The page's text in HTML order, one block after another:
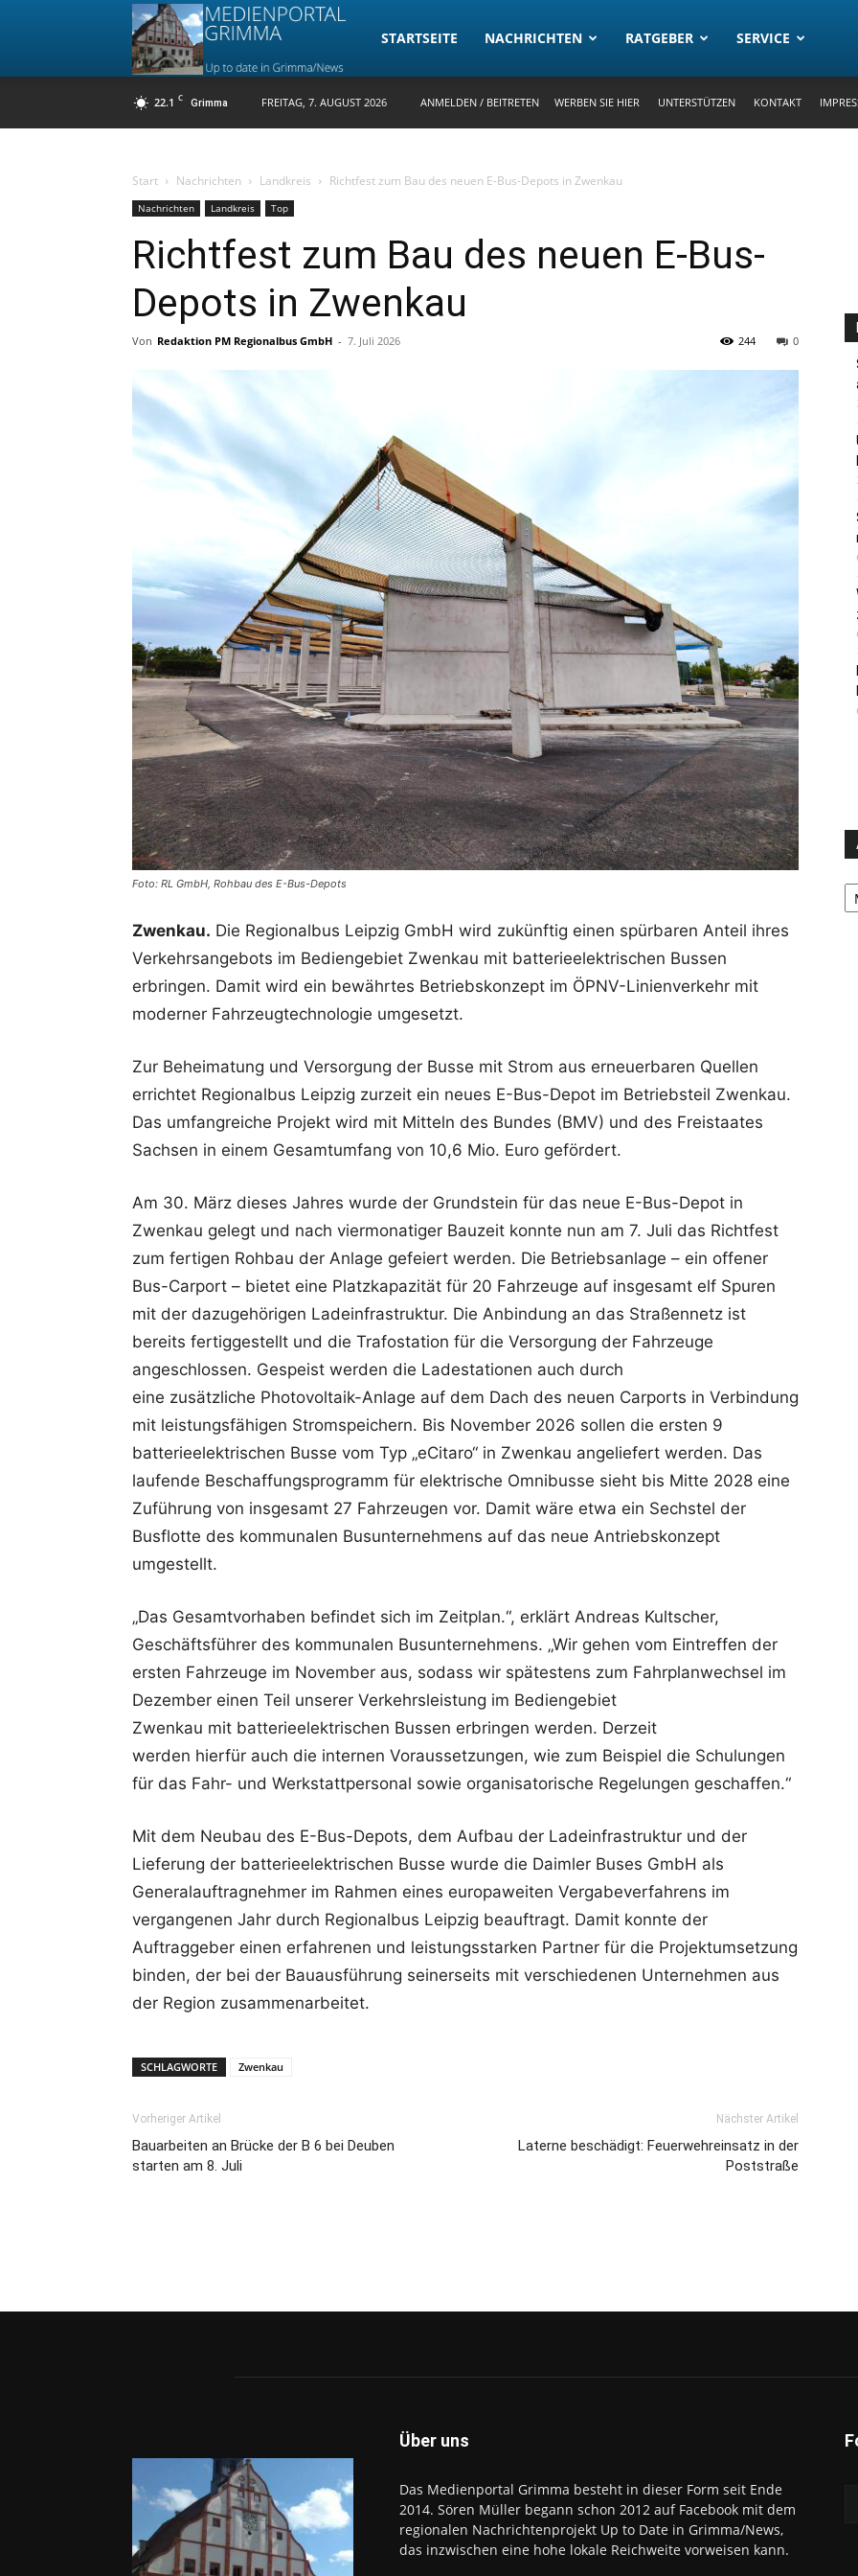
Medienportal
STARTSEITE NACHRICHTEN RATGEBER SERVICE
22.1 C Grimma FREITAG, 7. AUGUST 2026 ANMELDEN / BEITRETEN WERBEN SIE HIER UNTERSTÜTZEN KONTAKT
Start Nachrichten Landkreis Richtfest zum Bau des neuen E-Bus-Depots in Zwenkau
Nachrichten Landkreis Top
Richtfest zum Bau des neuen E-Bus-
Depots in Zwenkau
Von Redaktion PM Regionalbus GmbH - 7. Juli 2026 0
244
Foto: RL GmbH, Rohbau des E-Bus-Depots
Zwenkau. Die Regionalbus Leipzig GmbH wird zukünftig einen spürbaren Anteil ihres
Verkehrsangebots im Bediengebiet Zwenkau mit batterieelektrischen Bussen
erbringen. Damit wird ein bewährtes Betriebskonzept im ÖPNV-Linienverkehr mit
moderner Fahrzeugtechnologie umgesetzt.
Zur Beheimatung und Versorgung der Busse mit Strom aus erneuerbaren Quellen
errichtet Regionalbus Leipzig zurzeit ein neues E-Bus-Depot im Betriebsteil Zwenkau.
Das umfangreiche Projekt wird mit Mitteln des Bundes (BMV) und des Freistaates
Sachsen in einem Gesamtumfang von 10,6 Mio. Euro gefördert.
Am 30. März dieses Jahres wurde der Grundstein für das neue E-Bus-Depot in
Zwenkau gelegt und nach viermonatiger Bauzeit konnte nun am 7. Juli das Richtfest
zum fertigen Rohbau der Anlage gefeiert werden. Die Betriebsanlage – ein offener
Bus-Carport – bietet eine Platzkapazität für 20 Fahrzeuge auf insgesamt elf Spuren
mit der dazugehörigen Ladeinfrastruktur. Die Anbindung an das Straßennetz ist
bereits fertiggestellt und die Trafostation für die Versorgung der Fahrzeuge
angeschlossen. Gespeist werden die Ladestationen auch durch
eine zusätzliche Photovoltaik-Anlage auf dem Dach des neuen Carports in Verbindung
mit leistungsfähigen Stromspeichern. Bis November 2026 sollen die ersten 9
batterieelektrischen Busse vom Typ „eCitaro“ in Zwenkau angeliefert werden. Das
laufende Beschaffungsprogramm für elektrische Omnibusse sieht bis Mitte 2028 eine
Zuführung von insgesamt 27 Fahrzeugen vor. Damit wäre etwa ein Sechstel der
Busflotte des kommunalen Busunternehmens auf das neue Antriebskonzept
umgestellt.
„Das Gesamtvorhaben befindet sich im Zeitplan.“, erklärt Andreas Kultscher,
Geschäftsführer des kommunalen Busunternehmens. „Wir gehen vom Eintreffen der
ersten Fahrzeuge im November aus, sodass wir spätestens zum Fahrplanwechsel im
Dezember einen Teil unserer Verkehrsleistung im Bediengebiet
Zwenkau mit batterieelektrischen Bussen erbringen werden. Derzeit
werden hierfür auch die internen Voraussetzungen, wie zum Beispiel die Schulungen
für das Fahr- und Werkstattpersonal sowie organisatorische Regelungen geschaffen.“
Mit dem Neubau des E-Bus-Depots, dem Aufbau der Ladeinfrastruktur und der
Lieferung der batterieelektrischen Busse wurde die Daimler Buses GmbH als
Generalauftragnehmer im Rahmen eines europaweiten Vergabeverfahrens im
vergangenen Jahr durch Regionalbus Leipzig beauftragt. Damit konnte der
Auftraggeber einen erfahrenen und leistungsstarken Partner für die Projektumsetzung
binden, der bei der Bauausführung seinerseits mit verschiedenen Unternehmen aus
der Region zusammenarbeitet.
SCHLAGWORTE Zwenkau
Vorheriger Artikel
Bauarbeiten an Brücke der B 6 bei Deuben
starten am 8. Juli
Nächster Artikel
Laterne beschädigt: Feuerwehreinsatz in der
Poststraße
Über uns
Das Medienportal Grimma besteht in dieser Form seit Ende
2014. Sören Müller begann schon 2012 auf Facebook mit dem
regionalen Nachrichtenprojekt Up to Date in Grimma/News,
das inzwischen eine hohe lokale Reichweite vorweisen kann.